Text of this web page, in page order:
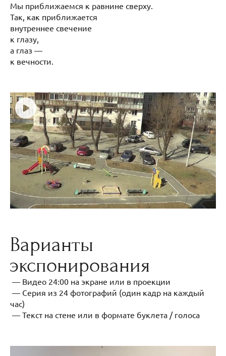
Мы приближаемся к равнине сверху.
Так, как приближается
внутреннее свечение
к глазу,
а глаз —
к вечности.
Варианты
экспонирования
— Видео 24:00 на экране или в проекции
— Серия из 24 фотографий (один кадр на каждый
час)
— Текст на стене или в формате буклета / голоса